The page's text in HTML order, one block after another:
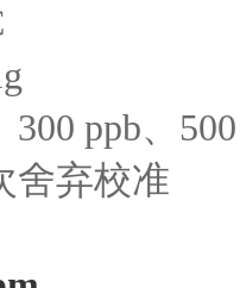
ppb、500
舍弃校准